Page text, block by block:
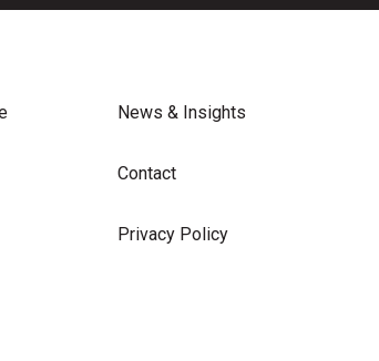
News & Insights
Contact
Privacy Policy